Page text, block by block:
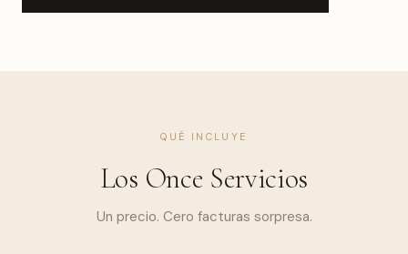
QUÉ INCLUYE
Los Once Servicios
Un precio. Cero facturas sorpresa.